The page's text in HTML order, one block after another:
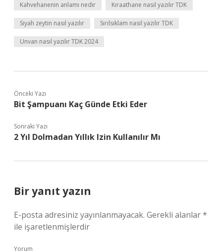
Kahvehanenin anlamı nedir Kıraathane nasıl yazılır TDK
Siyah zeytin nasıl yazılır Sırılsıklam nasıl yazılır TDK
Unvan nasıl yazılır TDK 2024
Önceki Yazı
Bit Şampuanı Kaç Günde Etki Eder
Sonraki Yazı
2 Yıl Dolmadan Yıllık Izin Kullanılır Mı
Bir yanıt yazın
E-posta adresiniz yayınlanmayacak. Gerekli alanlar*
ile işaretlenmişlerdir
Yorum